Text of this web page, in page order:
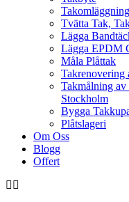
Takomläggning
Tvätta Tak,
Lägga
Lägga EPDM
Måla Plåttak
Takrenovering
Takmålning
Stockholm
Bygga
Plåtslageri
Om Oss
Blogg
Offert